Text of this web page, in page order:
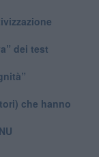
dei test
che hanno